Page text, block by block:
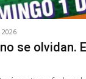
se olvidan.